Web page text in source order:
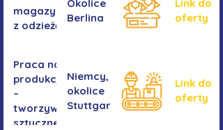
magazynie
z odzieżą
Okolice
Berlina
Link do
oferty
Praca na
produkcji
–
tworzywa
sztuczne
Niemcy,
okolice
Stuttgartu
Link do
oferty